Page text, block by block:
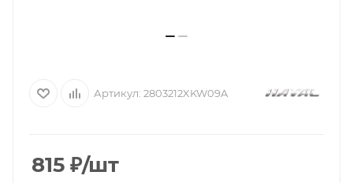
Артикул: 2803212XKW09A
815 ₽/шт